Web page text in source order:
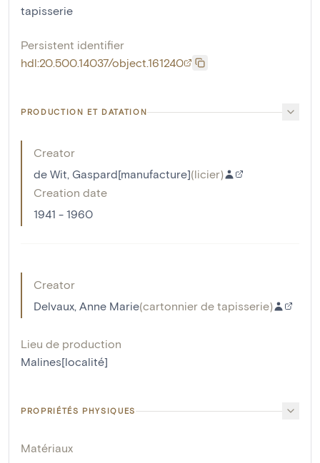
tapisserie
Persistent identifier
hdl:20.500.14037/object.161240
PRODUCTION ET DATATION
Creator
de Wit, Gaspard[manufacture](licier)
Creation date
1941 - 1960
Creator
Delvaux, Anne Marie(cartonnier de tapisserie)
Lieu de production
Malines[localité]
PROPRIÉTÉS PHYSIQUES
Matériaux